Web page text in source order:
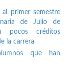
primer semestre
de Julio de
pocos créditos
la carrera
que han